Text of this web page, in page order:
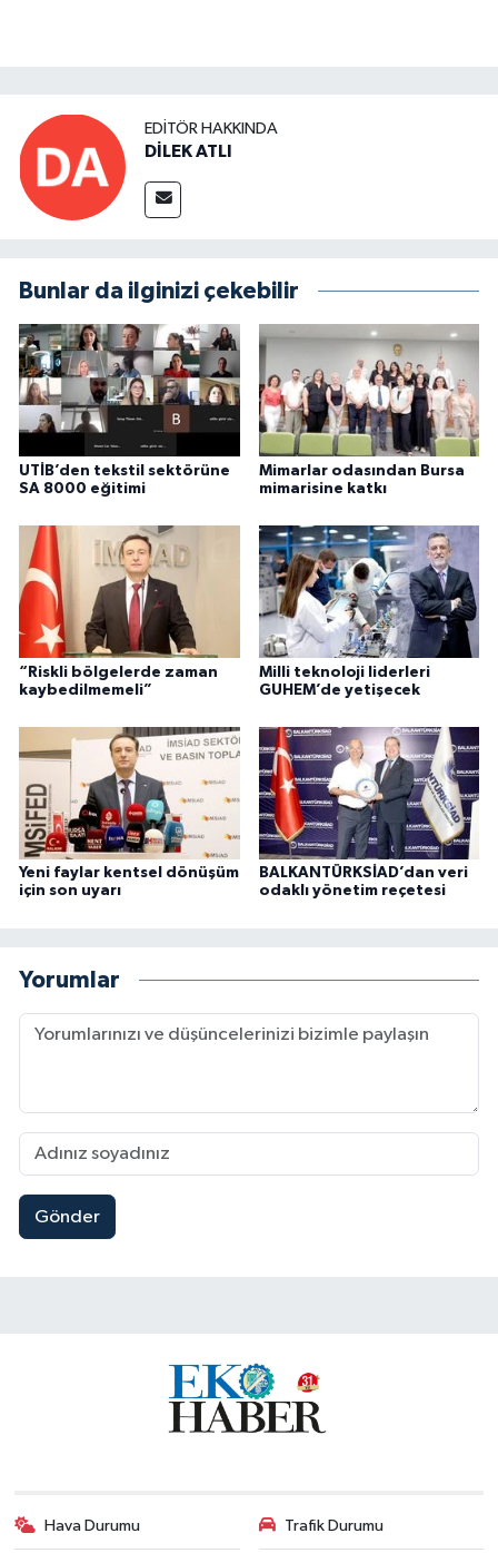
EDITÖR HAKKINDA
DİLEK ATLI
Bunlar da ilginizi çekebilir
UTİB’den tekstil sektörüne
SA 8000 eğitimi
Mimarlar odasından Bursa
mimarisine katkı
“Riskli bölgelerde zaman
kaybedilmemeli”
Milli teknoloji liderleri
GUHEM’de yetişecek
Yeni faylar kentsel dönüşüm
için son uyarı
BALKANTÜRKSİAD’dan veri
odaklı yönetim reçetesi
Yorumlar
Gönder
Hava Durumu Trafik Durumu